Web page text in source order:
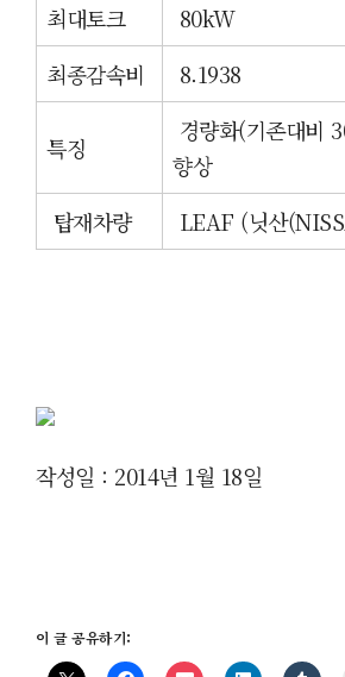
최대토크
80kW
최종감속비
8.1938
특징
경량화(기존대비
향상
탑재차량 LEAF (닛산
작성일 : 2014년 1월 18일
이 글 공유하기: